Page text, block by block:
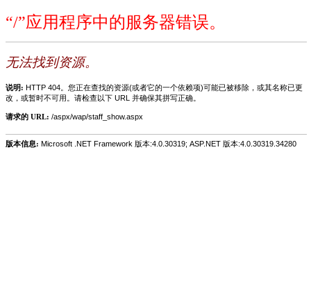
“/”应用程序中的服务器错误。
无法找到资源。
说明: HTTP 404。您正在查找的资源(或者它的一个依赖项)可能已被移除，或其名称已更
改，或暂时不可用。请检查以下 URL 并确保其拼写正确。
请求的 URL: /aspx/wap/staff_show.aspx
版本信息: Microsoft .NET Framework 版本:4.0.30319; ASP.NET 版本:4.0.30319.34280